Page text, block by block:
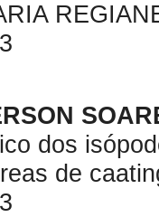
dos
de